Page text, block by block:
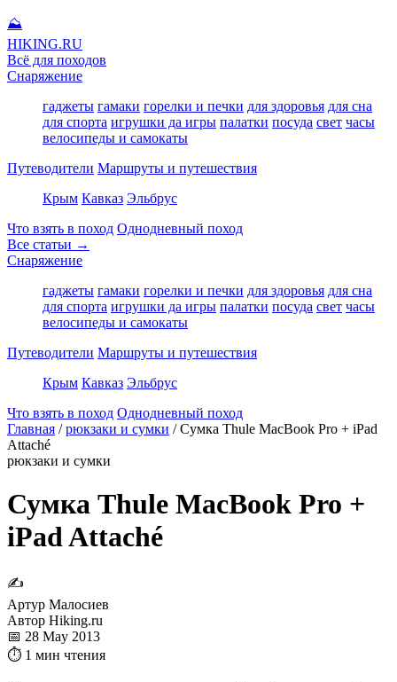
⛰
HIKING.RU
Всё для походов
Снаряжение
гаджеты гамаки горелки и печки для здоровья для сна
для спорта игрушки да игры палатки посуда свет часы
велосипеды и самокаты
Путеводители Маршруты и путешествия
Крым Кавказ Эльбрус
Что взять в поход Однодневный поход
Все статьи →
Снаряжение
гаджеты гамаки горелки и печки для здоровья для сна
для спорта игрушки да игры палатки посуда свет часы
велосипеды и самокаты
Путеводители Маршруты и путешествия
Крым Кавказ Эльбрус
Что взять в поход Однодневный поход
Главная / рюкзаки и сумки / Сумка Thule MacBook Pro + iPad
Attaché
рюкзаки и сумки
Сумка Thule MacBook Pro +
iPad Attaché
✍
Артур Малосиев
Автор Hiking.ru
📅 28 May 2013
⏱ 1 мин чтения